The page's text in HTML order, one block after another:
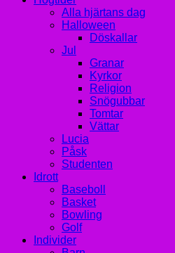
Alla hjärtans dag
Halloween
Döskallar
Jul
Granar
Kyrkor
Religion
Snögubbar
Tomtar
Vättar
Lucia
Påsk
Studenten
Idrott
Baseboll
Basket
Bowling
Golf
Individer